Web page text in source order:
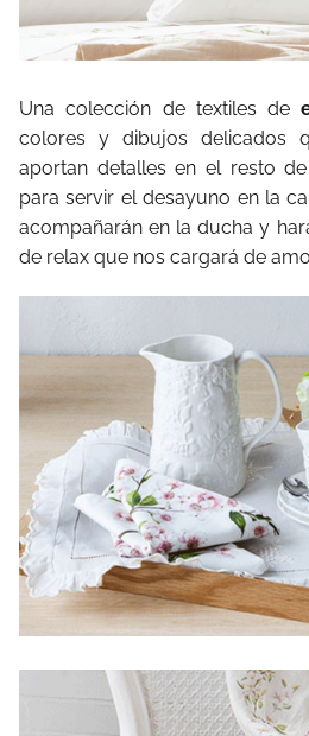
Una colección de textiles de
colores y dibujos delicados
aportan detalles en el resto
para servir el desayuno en la
acompañarán en la ducha y
de relax que nos cargará de